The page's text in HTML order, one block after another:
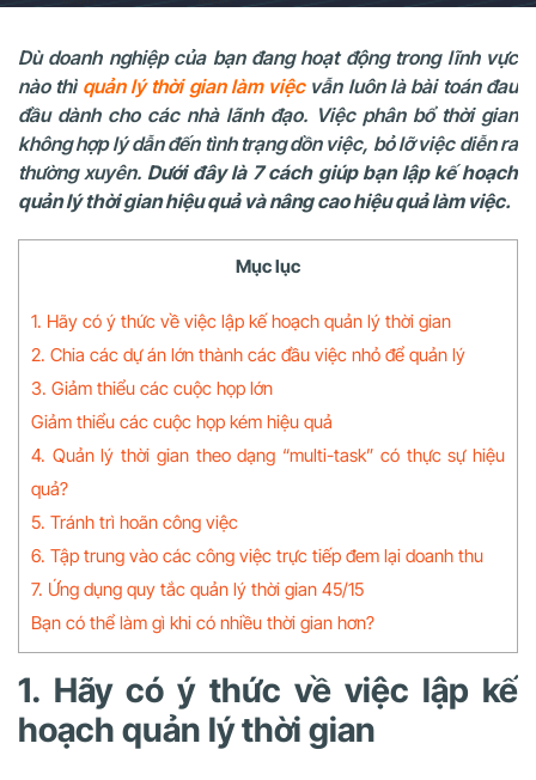
Dù doanh nghiệp của bạn đang hoạt động trong lĩnh vực
nào thì quản lý thời gian làm việcvẫn luôn là bài toán đau
đầu dành cho các nhà lãnh đạo. Việc phân bổ thời gian
không hợp lý dẫn đến tình trạng dồn việc, bỏ lỡ việc diễn ra
thường xuyên. Dưới đây là 7 cách giúp bạn lập kế hoạch
quản lý thời gian hiệu quả và nâng cao hiệu quả làm việc.
Mục lục
1. Hãy có ý thức về việc lập kế hoạch quản lý thời gian
2. Chia các dự án lớn thành các đầu việc nhỏ để quản lý
3. Giảm thiểu các cuộc họp lớn
Giảm thiểu các cuộc họp kém hiệu quả
4. Quản lý thời gian theo dạng “multi-task” có thực sự hiệu
quả?
5. Tránh trì hoãn công việc
6. Tập trung vào các công việc trực tiếp đem lại doanh thu
7. Ứng dụng quy tắc quản lý thời gian 45/15
Bạn có thể làm gì khi có nhiều thời gian hơn?
1. Hãy có ý thức về việc lập kế
hoạch quản lý thời gian